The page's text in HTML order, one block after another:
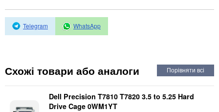
Відеоспостереження
IP-камери
Автоматичні вимикачі
Telegram WhatsApp
Схожі товари або аналоги
Dell Precision T7810 T7820 3.5 to 5.25 Hard
Drive Cage 0WM1YT